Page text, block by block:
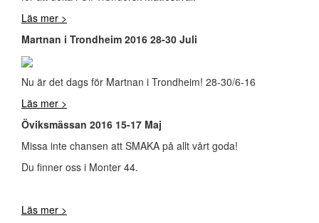
Läs mer >
Martnan i Trondheim 2016 28-30 Juli
Nu är det dags för Martnan i Trondheim! 28-30/6-16
Läs mer >
Öviksmässan 2016 15-17 Maj
Missa inte chansen att SMAKA på allt vårt goda!
Du finner oss i Monter 44.
Läs mer >